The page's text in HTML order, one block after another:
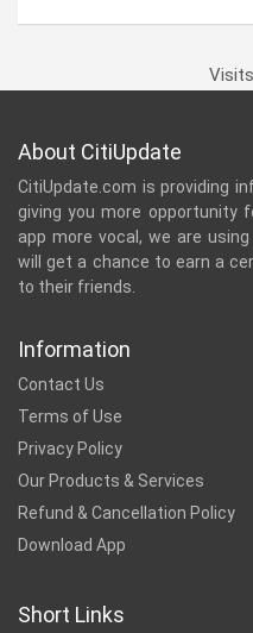
About CitiUpdate
CitiUpdate.com is providing
giving you more opportunity
app more vocal, we are
will get a chance to earn a
to their friends.
Information
Contact Us
Terms of Use
Privacy Policy
Our Products & Services
Refund & Cancellation Policy
Download App
Short Links